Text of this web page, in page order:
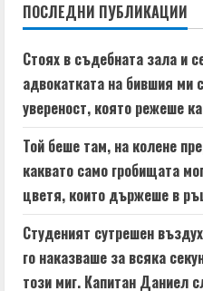
u
e
R
e
a
d
i
ПОСЛЕДНИ ПУБЛИКАЦИИ
Стоях в съдебната зала и
адвокатката на бившия ми
увереност, която режеше
Той беше там, на колене
каквато само гробищата
цветя, които държеше в
Студеният сутрешен
го наказваше за всяка
този миг. Капитан Даниел